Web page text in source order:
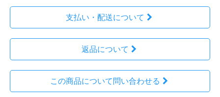
支払い・配送について
返品について
この商品について問い合わせる